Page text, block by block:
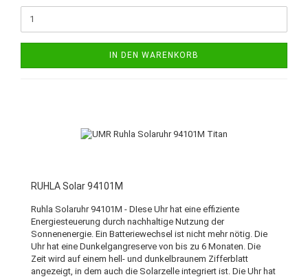
IN DEN WARENKORB
RUHLA Solar 94101M
Ruhla Solaruhr 94101M - DIese Uhr hat eine effiziente
Energiesteuerung durch nachhaltige Nutzung der
Sonnenenergie. Ein Batteriewechsel ist nicht mehr nötig. Die
Uhr hat eine Dunkelgangreserve von bis zu 6 Monaten. Die
Zeit wird auf einem hell- und dunkelbraunem Zifferblatt
angezeigt, in dem auch die Solarzelle integriert ist. Die Uhr hat